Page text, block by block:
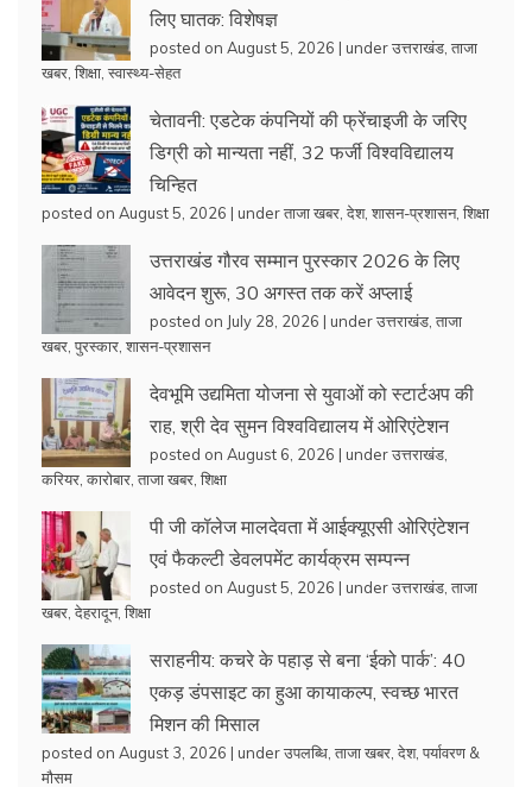
लिए घातक: विशेषज्ञ
posted on August 5, 2026 | underउत्तराखंड ताजा
खबर शिक्षा स्वास्थ्य-सेहत
चेतावनी: एडटेक कंपनियों की फ्रेंचाइजी के जरिए
डिग्री को मान्यता नहीं, 32 फर्जी विश्वविद्यालय
चिन्हित
posted on August 5, 2026 | underताजा खबर देश, शासन-प्रशासन, शिक्षा
उत्तराखंड गौरव सम्मान पुरस्कार 2026 के लिए
आवेदन शुरू, 30 अगस्त तक करें अप्लाई
posted on July 28, 2026 | underउत्तराखंड ताजा
खबर पुरस्कार शासन-प्रशासन
देवभूमि उद्यमिता योजना से युवाओं को स्टार्टअप की
राह, श्री देव सुमन विश्वविद्यालय में ओरिएंटेशन
posted on August 6, 2026 | underउत्तराखंड
करियर कारोबार ताजा खबर शिक्षा
पी जी कॉलेज मालदेवता में आईक्यूएसी ओरिएंटेशन
एवं फैकल्टी डेवलपमेंट कार्यक्रम सम्पन्न
posted on August 5, 2026 | underउत्तराखंड ताजा
खबर देहरादून, शिक्षा
सराहनीय: कचरे के पहाड़ से बना ‘ईको पार्क’: 40
एकड़ डंपसाइट का हुआ कायाकल्प, स्वच्छ भारत
मिशन की मिसाल
posted on August 3, 2026 | underउपलब्धि ताजा खबर देश, पर्यावरण &
मौसम